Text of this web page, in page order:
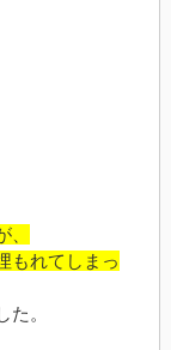
もれてしまっ
。